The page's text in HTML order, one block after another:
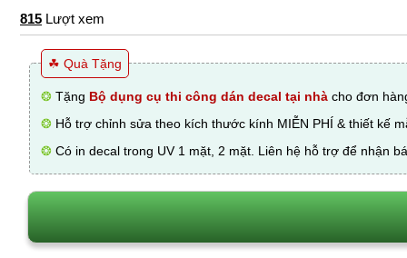
815 Lượt xem
☘ Quà Tặng
❂ Tặng Bộ dụng cụ thi công dán decal tại nhà cho đơn
❂ Hỗ trợ chỉnh sửa theo kích thước kính MIỄN PHÍ & thiết kế
❂ Có in decal trong UV 1 mặt, 2 mặt. Liên hệ hỗ trợ để nhận